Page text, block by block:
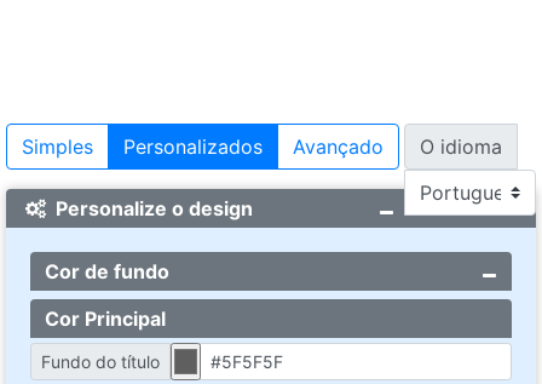
Simples Personalizados Avançado O idioma
Personalize o design
Cor de fundo
Cor Principal
Fundo do título